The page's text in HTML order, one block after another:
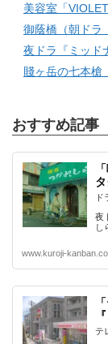
美容室「
御蔭橋（朝ドラ
夜ドラ『ミッド
賤ヶ岳の七本槍
おすすめ記事
夜
し
www.kuroji-
テ